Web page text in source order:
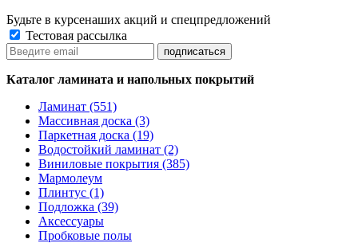
Будьте в курсенаших акций и спецпредложений
Тестовая рассылка
Каталог ламината и напольных покрытий
Ламинат (551)
Массивная доска (3)
Паркетная доска (19)
Водостойкий ламинат (2)
Виниловые покрытия (385)
Мармолеум
Плинтус (1)
Подложка (39)
Аксессуары
Пробковые полы